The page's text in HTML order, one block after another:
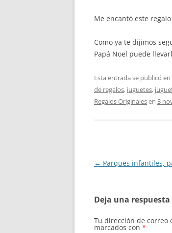
Me encantó este
Como ya te dijimos
Papá Noel puede
Esta entrada se publicó en
de regalos, juguetes,
Regalos Originalesen 3
Navegación
← Parques infantiles,
Deja una respuesta
Tu dirección de correo
marcados con *